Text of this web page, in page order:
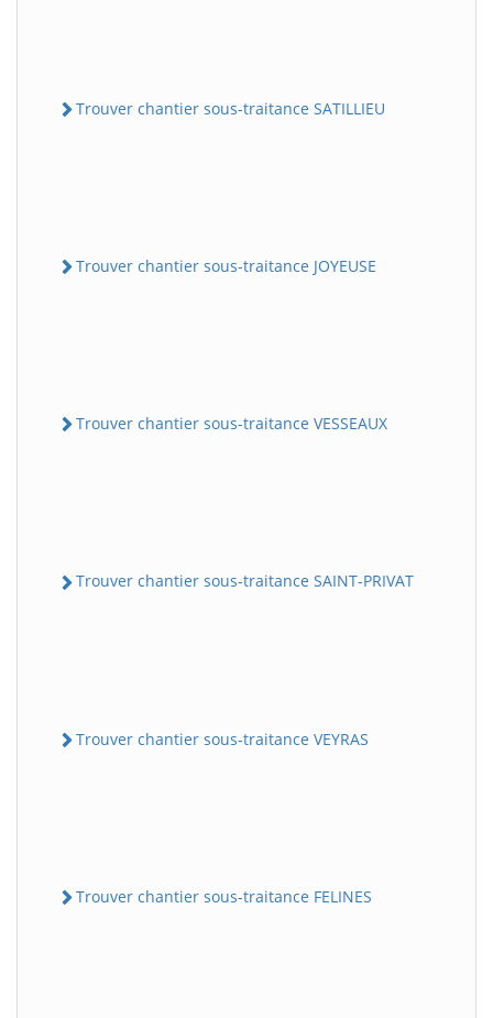
Trouver chantier sous-traitance SATILLIEU
Trouver chantier sous-traitance JOYEUSE
Trouver chantier sous-traitance VESSEAUX
Trouver chantier sous-traitance SAINT-PRIVAT
Trouver chantier sous-traitance VEYRAS
Trouver chantier sous-traitance FELINES